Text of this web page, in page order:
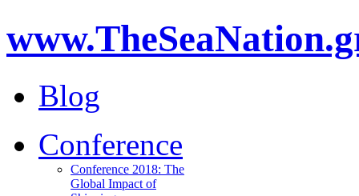
Blog
Conference
Conference 2018: The
Global Impact of